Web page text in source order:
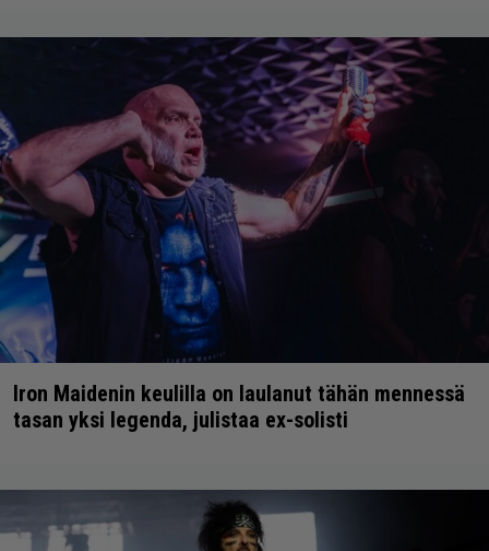
Iron Maidenin keulilla on laulanut tähän mennessä
tasan yksi legenda, julistaa ex-solisti